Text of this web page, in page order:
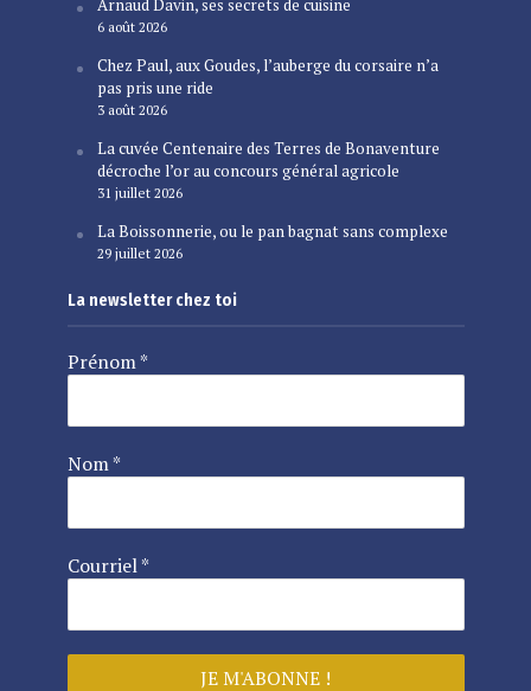
Arnaud Davin, ses secrets de cuisine
6 août 2026
Chez Paul, aux Goudes, l’auberge du corsaire n’a
pas pris une ride
3 août 2026
La cuvée Centenaire des Terres de Bonaventure
décroche l’or au concours général agricole
31 juillet 2026
La Boissonnerie, ou le pan bagnat sans complexe
29 juillet 2026
La newsletter chez toi
Prénom*
Nom*
Courriel*